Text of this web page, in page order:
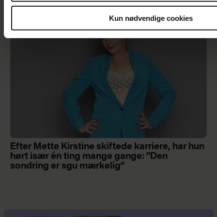
Kun nødvendige cookies
Efter Mette Kirstine skiftede karriere, har hun
hørt især én ting mange gange: ”Den
sondring er sgu mærkelig”